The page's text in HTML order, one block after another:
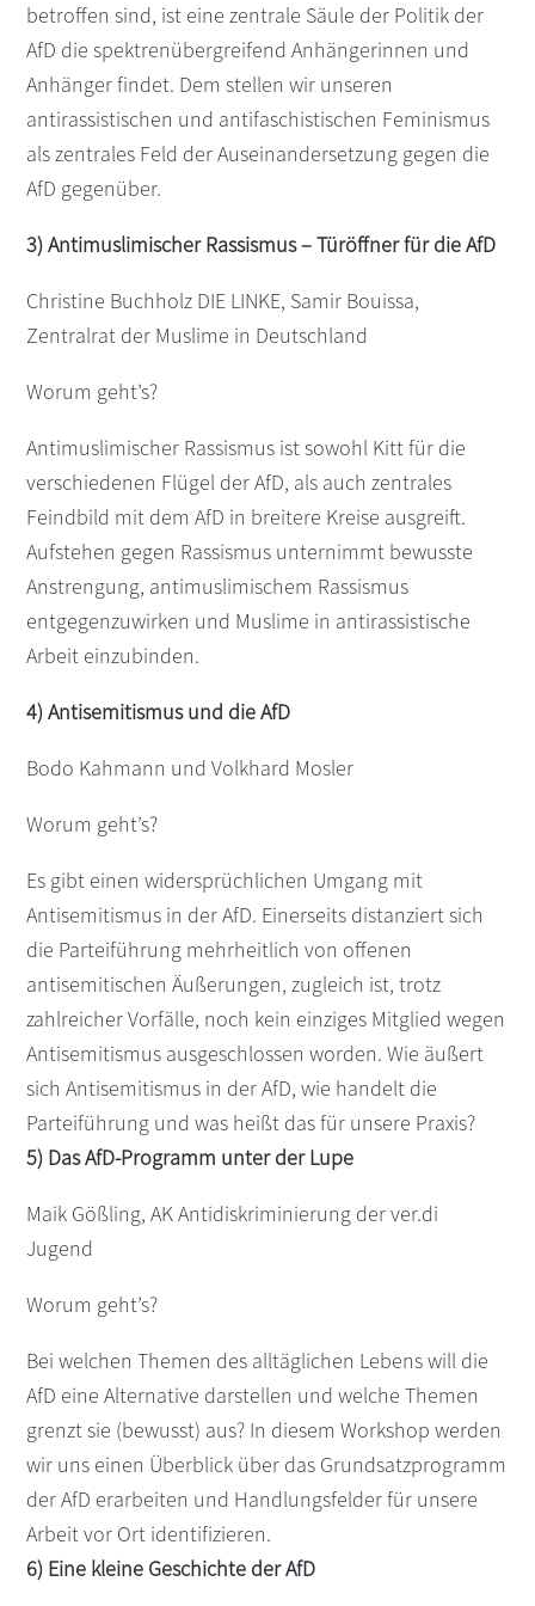
betroffen sind, ist eine zentrale Säule der Politik der
AfD die spektrenübergreifend Anhängerinnen und
Anhänger findet. Dem stellen wir unseren
antirassistischen und antifaschistischen Feminismus
als zentrales Feld der Auseinandersetzung gegen die
AfD gegenüber.
3) Antimuslimischer Rassismus – Türöffner für die AfD
Christine Buchholz DIE LINKE, Samir Bouissa,
Zentralrat der Muslime in Deutschland
Worum geht’s?
Antimuslimischer Rassismus ist sowohl Kitt für die
verschiedenen Flügel der AfD, als auch zentrales
Feindbild mit dem AfD in breitere Kreise ausgreift.
Aufstehen gegen Rassismus unternimmt bewusste
Anstrengung, antimuslimischem Rassismus
entgegenzuwirken und Muslime in antirassistische
Arbeit einzubinden.
4) Antisemitismus und die AfD
Bodo Kahmann und Volkhard Mosler
Worum geht’s?
Es gibt einen widersprüchlichen Umgang mit
Antisemitismus in der AfD. Einerseits distanziert sich
die Parteiführung mehrheitlich von offenen
antisemitischen Äußerungen, zugleich ist, trotz
zahlreicher Vorfälle, noch kein einziges Mitglied wegen
Antisemitismus ausgeschlossen worden. Wie äußert
sich Antisemitismus in der AfD, wie handelt die
Parteiführung und was heißt das für unsere Praxis?
5) Das AfD-Programm unter der Lupe
Maik Gößling, AK Antidiskriminierung der ver.di
Jugend
Worum geht’s?
Bei welchen Themen des alltäglichen Lebens will die
AfD eine Alternative darstellen und welche Themen
grenzt sie (bewusst) aus? In diesem Workshop werden
wir uns einen Überblick über das Grundsatzprogramm
der AfD erarbeiten und Handlungsfelder für unsere
Arbeit vor Ort identifizieren.
6) Eine kleine Geschichte der AfD